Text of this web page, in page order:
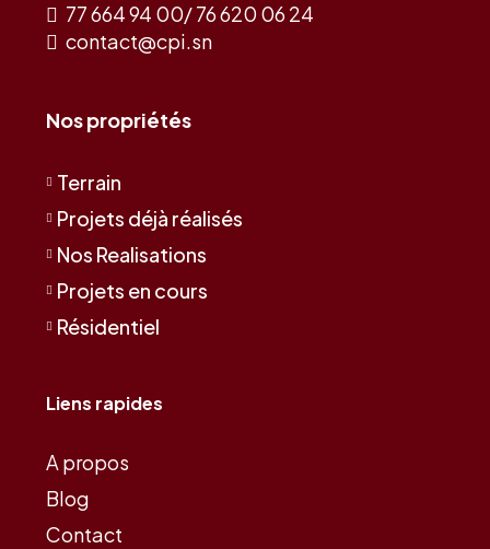
77 664 94 00/ 76 620 06 24
contact@cpi.sn
Nos propriétés
Terrain
Projets déjà réalisés
Nos Realisations
Projets en cours
Résidentiel
Liens rapides
A propos
Blog
Contact